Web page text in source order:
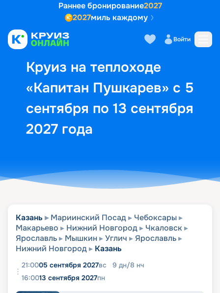
Раннее бронирование2027
2027миль каждому
Войти
Круиз на теплоходе
«Капитан Пушкарев» с 5
сентября по 13 сентября
2027 года
Выбор кают Маршрут и
Казань Мариинский Посад
Чебоксары
Макарьево
Нижний Новгород
Чкаловск
Ярославль
Мышкин Углич
Ярославль
Нижний Новгород
Казань
21:0005 сентября 2027вс 9 дн/8 нч
16:0013 сентября 2027пн